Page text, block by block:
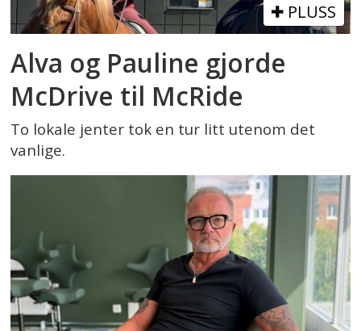
PLUSS
Alva og Pauline gjorde
McDrive til McRide
To lokale jenter tok en tur litt utenom det
vanlige.